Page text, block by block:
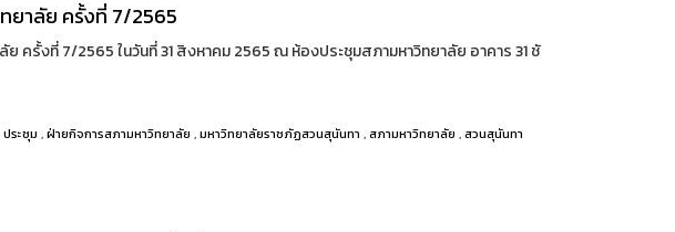
ยาลัย ครั้งที่ 7/2565
ย ครั้งที่ 7/2565 ในวันที่ 31 สิงหาคม 2565 ณ ห้องประชุมสภามหาวิทยาลัย อาคาร 31 ชั
ประชุม ,ฝ่ายกิจการสภามหาวิทยาลัย ,มหาวิทยาลัยราชภัฏสวนสุนันทา ,สภามหาวิทยาลัย ,สวนสุนันทา